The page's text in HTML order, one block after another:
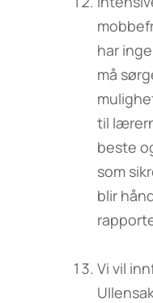
har
må
til
beste
som
blir
Vi vil